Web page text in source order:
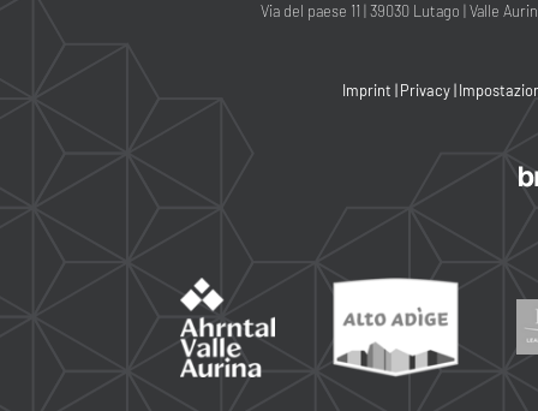
Via del paese 11 | 39030 Lutago | Valle
Imprint |Privacy|